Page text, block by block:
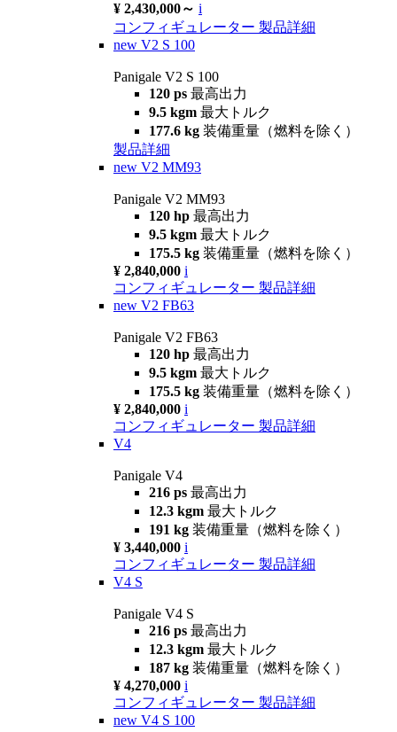
¥ 2,430,000～ i
コンフィギュレーター 製品詳細
new V2 S 100
Panigale V2 S 100
120 ps 最高出力
9.5 kgm 最大トルク
177.6 kg 装備重量（燃料を除く）
製品詳細
new V2 MM93
Panigale V2 MM93
120 hp 最高出力
9.5 kgm 最大トルク
175.5 kg 装備重量（燃料を除く）
¥ 2,840,000 i
コンフィギュレーター 製品詳細
new V2 FB63
Panigale V2 FB63
120 hp 最高出力
9.5 kgm 最大トルク
175.5 kg 装備重量（燃料を除く）
¥ 2,840,000 i
コンフィギュレーター 製品詳細
V4
Panigale V4
216 ps 最高出力
12.3 kgm 最大トルク
191 kg 装備重量（燃料を除く）
¥ 3,440,000 i
コンフィギュレーター 製品詳細
V4 S
Panigale V4 S
216 ps 最高出力
12.3 kgm 最大トルク
187 kg 装備重量（燃料を除く）
¥ 4,270,000 i
コンフィギュレーター 製品詳細
new V4 S 100